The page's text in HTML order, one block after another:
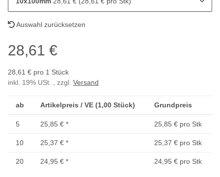
Auswahl zurücksetzen
28,61 €
28,61 € pro 1 Stück
inkl. 19% USt. , zzgl. Versand
ab Artikelpreis / VE (1,00 Stück) Grundpreis
5 25,85 € * 25,85 € pro Stk
10 25,37 € * 25,37 € pro Stk
20 24,95 € * 24,95 € pro Stk